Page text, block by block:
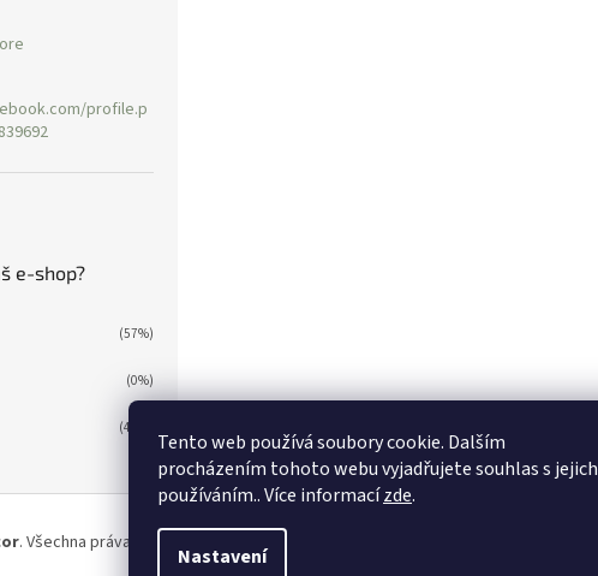
Tento web používá soubory cookie. Dalším
procházením tohoto webu vyjadřujete souhlas s jejich
používáním.. Více informacízde.
Nastavení
profile.p
e-shop?
(57%)
(0%)
(43%)
. Všechna práva vyhrazena. Upravit nastavení cookies